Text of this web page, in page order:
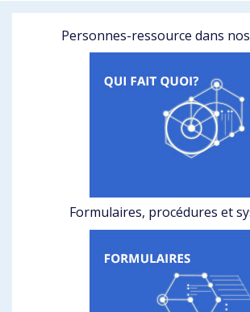
Personnes-ressource dans
Formulaires, procédures et